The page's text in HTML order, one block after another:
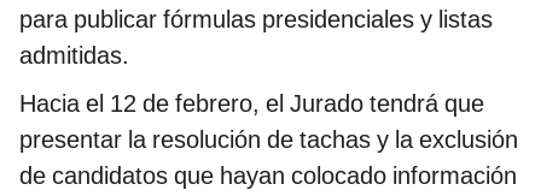
para publicar fórmulas presidenciales y listas
admitidas.
Hacia el 12 de febrero, el Jurado tendrá que
presentar la resolución de tachas y la exclusión
de candidatos que hayan colocado información